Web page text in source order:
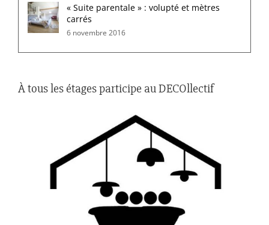
« Suite parentale » : volupté et mètres
carrés
6 novembre 2016
À tous les étages participe au DECOllectif